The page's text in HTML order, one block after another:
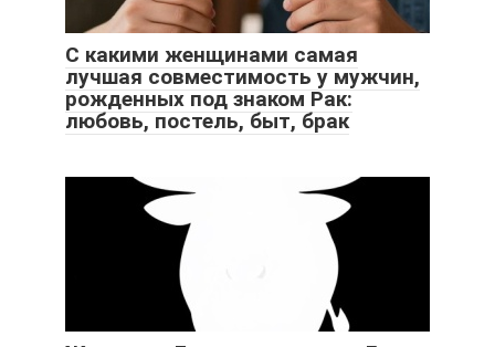
С какими женщинами самая
лучшая совместимость у мужчин,
рожденных под знаком Рак:
любовь, постель, быт, брак